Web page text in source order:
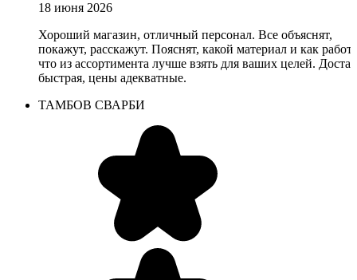
18 июня 2026
Хороший магазин, отличный персонал. Все объяснят,
покажут, расскажут. Пояснят, какой материал и как
что из ассортимента лучше взять для ваших целей.
быстрая, цены адекватные.
ТАМБОВ СВАРБИ